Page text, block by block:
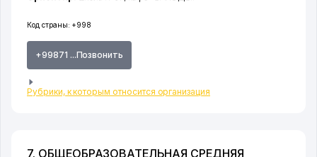
Код страны: +998
+99871 ...Позвонить
Рубрики, к которым относится организация
7. ОБЩЕОБРАЗОВАТЕЛЬНАЯ СРЕДНЯЯ